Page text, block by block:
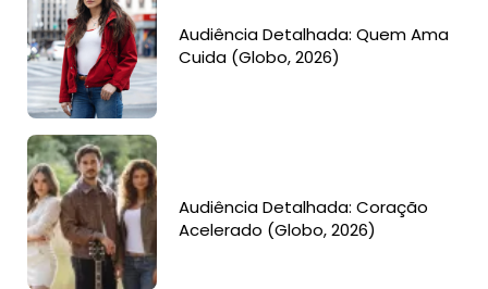
Audiência Detalhada: Quem Ama
Cuida (Globo, 2026)
Audiência Detalhada: Coração
Acelerado (Globo, 2026)